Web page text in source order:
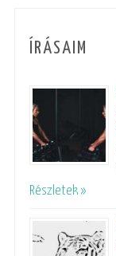
ÍRÁSAIM
Részletek »